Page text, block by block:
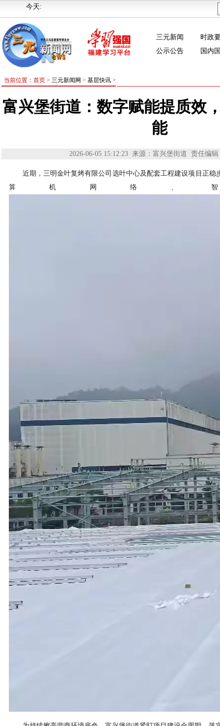
今天:
三元新闻
时政
公示公告
国内
当前位置：首页 > 三元新闻网 > 基层快讯>
富兴堡街道：数字赋能提质效
能
2026-06-05 15:12:23 来源：富兴堡街道 责任编
近期，三明金叶复烤有限公司选叶中心及配套工程建设项目正
算机网络、